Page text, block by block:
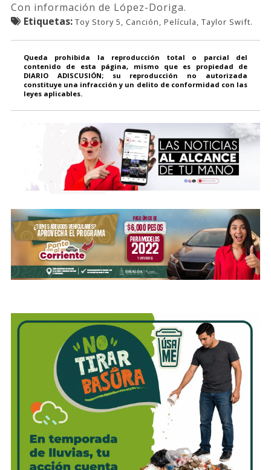
Con información de López-Doriga.
Etiquetas: Toy Story 5, Canción, Película, Taylor Swift.
Queda prohibida la reproducción total o parcial del
contenido de esta página, mismo que es propiedad de
DIARIO ADISCUSIÓN; su reproducción no autorizada
constituye una infracción y un delito de conformidad con las
leyes aplicables.